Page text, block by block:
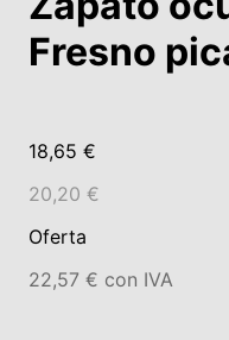
Fresno
18,65 €
20,20 €
Oferta
22,57 € con IVA